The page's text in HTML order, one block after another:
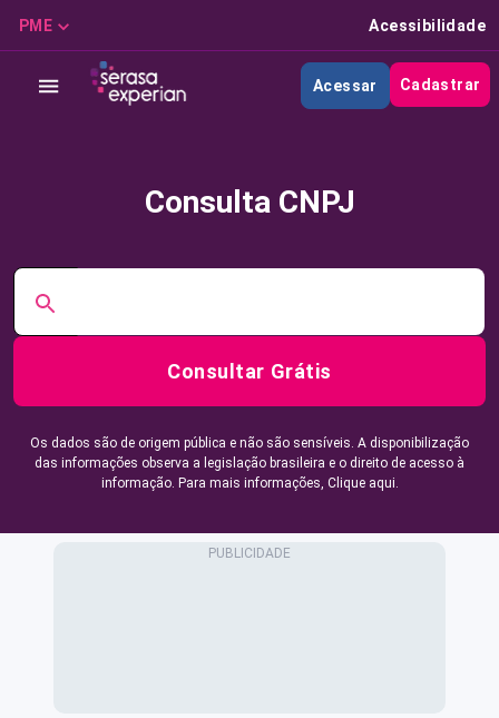
PME Acessibilidade
Acessar Cadastrar
Consulta CNPJ
Consultar Grátis
Os dados são de origem pública e não são sensíveis. A disponibilização
das informações observa a legislação brasileira e o direito de acesso à
informação. Para mais informações, Clique aqui.